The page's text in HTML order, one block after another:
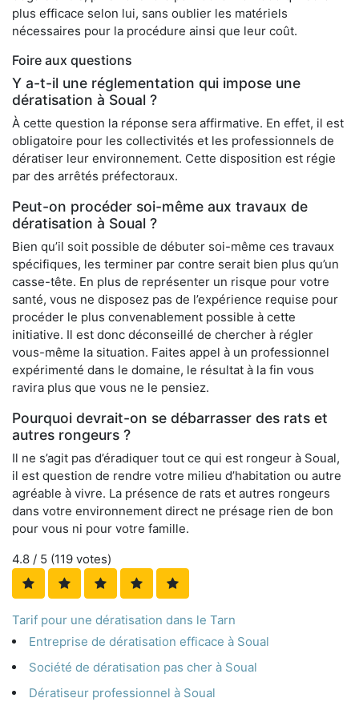
plus efficace selon lui, sans oublier les matériels
nécessaires pour la procédure ainsi que leur coût.
Foire aux questions
Y a-t-il une réglementation qui impose une
dératisation à Soual ?
À cette question la réponse sera affirmative. En effet, il est
obligatoire pour les collectivités et les professionnels de
dératiser leur environnement. Cette disposition est régie
par des arrêtés préfectoraux.
Peut-on procéder soi-même aux travaux de
dératisation à Soual ?
Bien qu’il soit possible de débuter soi-même ces travaux
spécifiques, les terminer par contre serait bien plus qu’un
casse-tête. En plus de représenter un risque pour votre
santé, vous ne disposez pas de l’expérience requise pour
procéder le plus convenablement possible à cette
initiative. Il est donc déconseillé de chercher à régler
vous-même la situation. Faites appel à un professionnel
expérimenté dans le domaine, le résultat à la fin vous
ravira plus que vous ne le pensiez.
Pourquoi devrait-on se débarrasser des rats et
autres rongeurs ?
Il ne s’agit pas d’éradiquer tout ce qui est rongeur à Soual,
il est question de rendre votre milieu d’habitation ou autre
agréable à vivre. La présence de rats et autres rongeurs
dans votre environnement direct ne présage rien de bon
pour vous ni pour votre famille.
4.8 / 5 (119 votes)
Tarif pour une dératisation dans le Tarn
Entreprise de dératisation efficace à Soual
Société de dératisation pas cher à Soual
Dératiseur professionnel à Soual